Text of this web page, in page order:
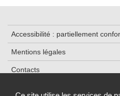
Accessibilité : partiellement
Mentions légales
Contacts